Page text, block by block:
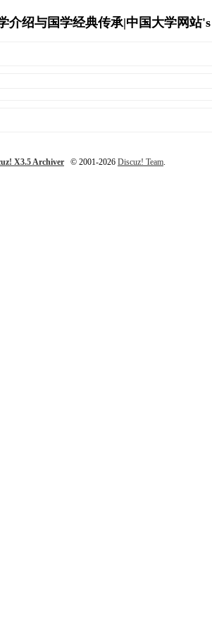
介绍与国学经典传承|中国大学网站
X3.5 Archiver © 2001-2026 Discuz! Team.